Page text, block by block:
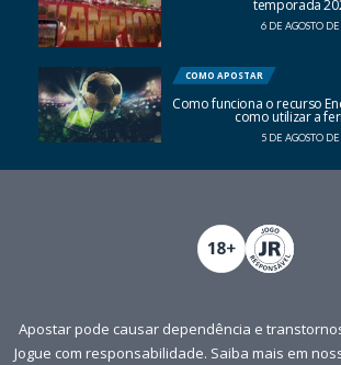
temporada
6 DE AGOSTO
COMO APOSTAR
Como funciona o recurso
como utilizar a
5 DE AGOSTO
Apostar pode causar dependência e
Jogue com responsabilidade. Saiba mais em